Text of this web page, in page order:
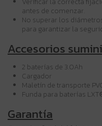
antes de comenzar.
No superar los
para garantizar la
Accesorios
2 baterías de 3.0Ah
Cargador
Maletín de transporte
Funda para baterías
Garantía